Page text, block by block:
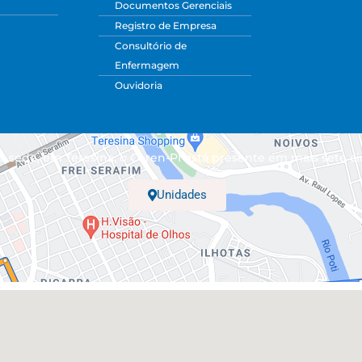
Documentos Gerenciais
Registro de Empresa
Consultório de
Enfermagem
Ouvidoria
sede, em Teresina, o Coren-PI está presente em mais sete
Unidades